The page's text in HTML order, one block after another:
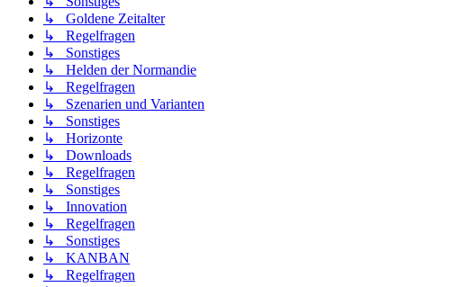
↳ Goldene Zeitalter
↳ Regelfragen
↳ Sonstiges
↳ Helden der Normandie
↳ Regelfragen
↳ Szenarien und Varianten
↳ Sonstiges
↳ Horizonte
↳ Downloads
↳ Regelfragen
↳ Sonstiges
↳ Innovation
↳ Regelfragen
↳ Sonstiges
↳ KANBAN
↳ Regelfragen